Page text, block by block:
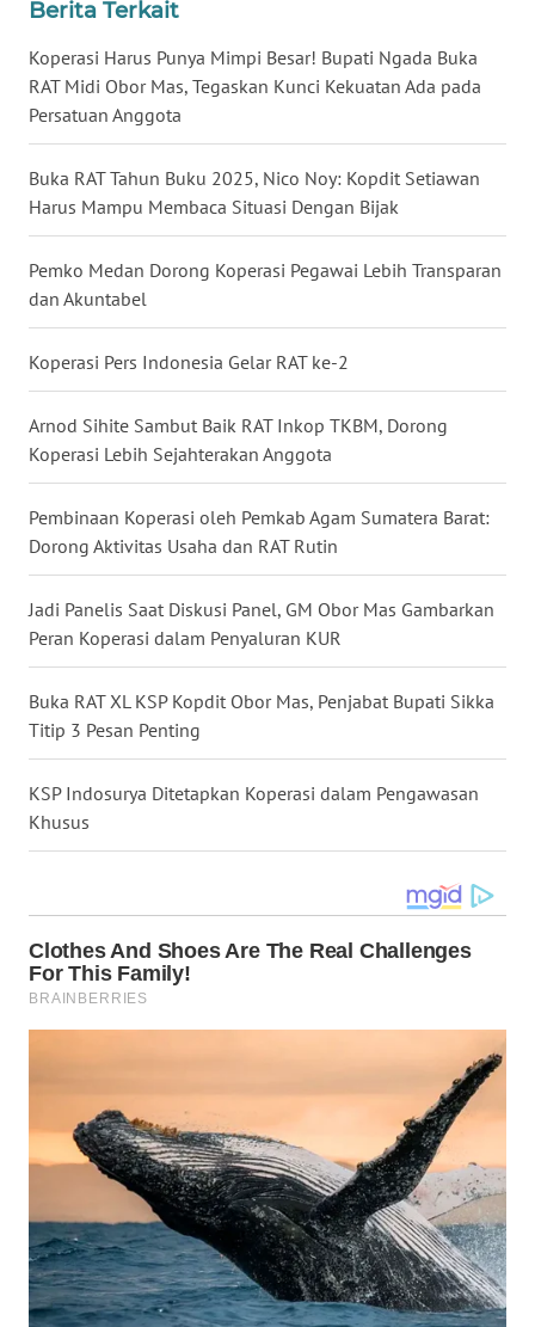
Berita Terkait
Koperasi Harus Punya Mimpi Besar! Bupati Ngada Buka
RAT Midi Obor Mas, Tegaskan Kunci Kekuatan Ada pada
Persatuan Anggota
Buka RAT Tahun Buku 2025, Nico Noy: Kopdit Setiawan
Harus Mampu Membaca Situasi Dengan Bijak
Pemko Medan Dorong Koperasi Pegawai Lebih Transparan
dan Akuntabel
Koperasi Pers Indonesia Gelar RAT ke-2
Arnod Sihite Sambut Baik RAT Inkop TKBM, Dorong
Koperasi Lebih Sejahterakan Anggota
Pembinaan Koperasi oleh Pemkab Agam Sumatera Barat:
Dorong Aktivitas Usaha dan RAT Rutin
Jadi Panelis Saat Diskusi Panel, GM Obor Mas Gambarkan
Peran Koperasi dalam Penyaluran KUR
Buka RAT XL KSP Kopdit Obor Mas, Penjabat Bupati Sikka
Titip 3 Pesan Penting
KSP Indosurya Ditetapkan Koperasi dalam Pengawasan
Khusus
WN
SULTRA
WN
NTB
WN
SULTENG
WN
SULBAR
WN
SUMBAR
SUMSEL
BENGKULU
LAMPUNG
WN
WN
NUSANTARA
WN
WN
JATIM
BALI
WN